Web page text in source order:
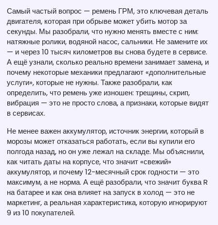
Самый частый вопрос — ремень ГРМ,это ключевая деталь
двигателя, которая при обрыве может убить мотор за
секунды. Мы разобрали, что нужно менять вместе с ним:
натяжные ролики, водяной насос, сальники. Не замените их
— и через 10 тысяч километров вы снова будете в сервисе.
А ещё узнали, сколько реально времени занимает замена, и
почему некоторые механики предлагают «дополнительные
услуги», которые не нужны. Также разобрали, как
определить, что ремень уже изношен: трещины, скрип,
вибрация — это не просто слова, а признаки, которые видят
в сервисах.
Не менее важенаккумулятор, источник энергии, который в
морозы может отказаться работать, если вы купили его
полгода назад, но он уже лежал на складе. Мы объяснили,
как читать даты на корпусе, что значит «свежий»
аккумулятор, и почему 12-месячный срок годности — это
максимум, а не норма. А ещё разобрали, что значит буква R
на батарее и как она влияет на запуск в холод — это не
маркетинг, а реальная характеристика, которую игнорируют
9 из 10 покупателей.